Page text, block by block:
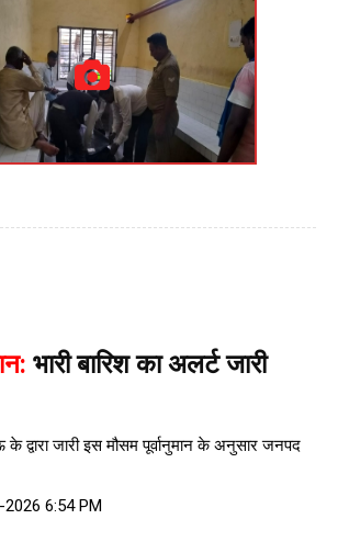
भारी बारिश का अलर्ट जारी
जारी इस मौसम पूर्वानुमान के अनुसार जनपद
6:54 PM